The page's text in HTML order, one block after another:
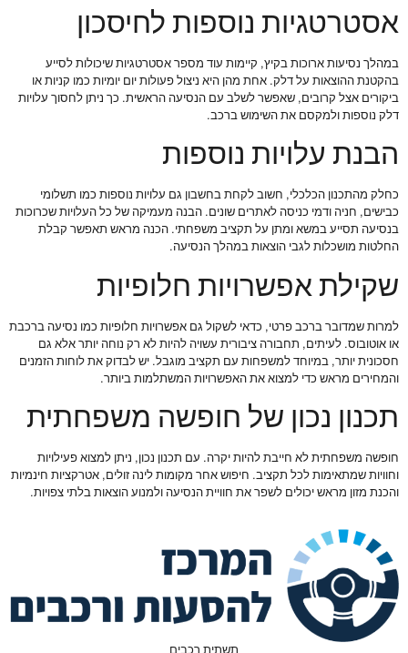
אסטרטגיות נוספות לחיסכון
במהלך נסיעות ארוכות בקיץ, קיימות עוד מספר אסטרטגיות שיכולות לסייע
בהקטנת ההוצאות על דלק. אחת מהן היא ניצול פעולות יום יומיות כמו קניות או
ביקורים אצל קרובים, שאפשר לשלב עם הנסיעה הראשית. כך ניתן לחסוך עלויות
דלק נוספות ולמקסם את השימוש ברכב.
הבנת עלויות נוספות
כחלק מהתכנון הכלכלי, חשוב לקחת בחשבון גם עלויות נוספות כמו תשלומי
כבישים, חניה ודמי כניסה לאתרים שונים. הבנה מעמיקה של כל העלויות שכרוכות
בנסיעה תסייע במשא ומתן על תקציב משפחתי. הכנה מראש תאפשר קבלת
החלטות מושכלות לגבי הוצאות במהלך הנסיעה.
שקילת אפשרויות חלופיות
למרות שמדובר ברכב פרטי, כדאי לשקול גם אפשרויות חלופיות כמו נסיעה ברכבת
או אוטובוס. לעיתים, תחבורה ציבורית עשויה להיות לא רק נוחה יותר אלא גם
חסכונית יותר, במיוחד למשפחות עם תקציב מוגבל. יש לבדוק את לוחות הזמנים
והמחירים מראש כדי למצוא את האפשרויות המשתלמות ביותר.
תכנון נכון של חופשה משפחתית
חופשה משפחתית לא חייבת להיות יקרה. עם תכנון נכון, ניתן למצוא פעילויות
וחוויות שמתאימות לכל תקציב. חיפוש אחר מקומות לינה זולים, אטרקציות חינמיות
והכנת מזון מראש יכולים לשפר את חוויית הנסיעה ולמנוע הוצאות בלתי צפויות.
תשתית רכבים